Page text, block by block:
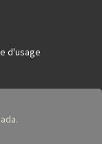
d'usage